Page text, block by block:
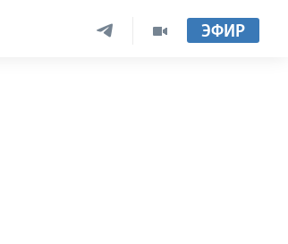
ЭФИР